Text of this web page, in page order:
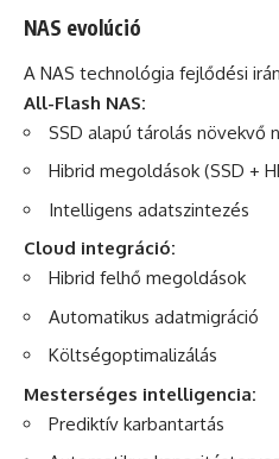
NAS evolúció
A NAS technológia fejlődési
All-Flash NAS:
SSD alapú tárolás növekvő
Hibrid megoldások (SSD +
Intelligens adatszintezés
Cloud integráció:
Hibrid felhő megoldások
Automatikus adatmigráció
Költségoptimalizálás
Mesterséges intelligencia:
Prediktív karbantartás